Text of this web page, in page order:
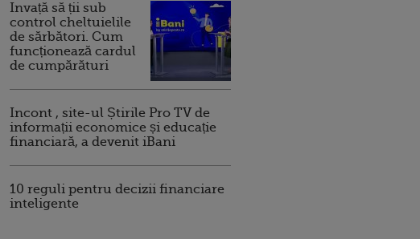
Invață să ții sub
control cheltuielile
de sărbători. Cum
funcționează cardul
de cumpărături
Incont , site-ul Știrile Pro TV de
informații economice și educație
financiară, a devenit iBani
10 reguli pentru decizii financiare
inteligente